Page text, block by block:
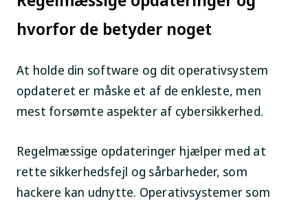
hvorfor de betyder noget
At holde din software og dit operativsystem
opdateret er måske et af de enkleste, men
mest forsømte aspekter af cybersikkerhed.
Regelmæssige opdateringer hjælper med at
rette sikkerhedsfejl og sårbarheder, som
hackere kan udnytte. Operativsystemer som